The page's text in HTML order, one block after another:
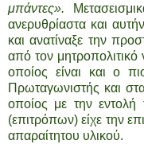
μπάντες».
ανερυθρίαστα και
και ανατίναξε την
από τον
οποίος είναι και ο
Πρωταγωνιστής και
οποίος με την
(επιτρόπων) είχε την
απαραίτητου υλικού.